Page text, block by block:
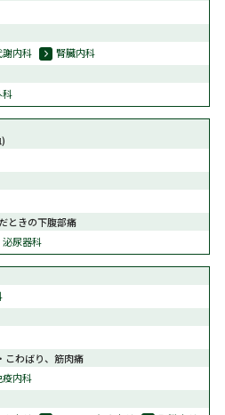
謝内科
腎臓内科
科
ときの下腹部痛
泌尿器科
こわばり、筋肉痛
内科